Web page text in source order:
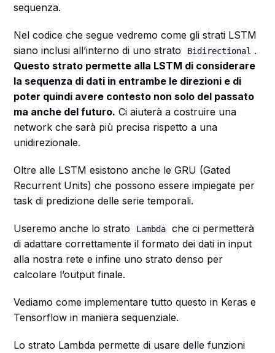
sequenza.
Nel codice che segue vedremo come gli strati LSTM
siano inclusi all’interno di uno strato
Bidirectional .
Questo strato permette alla LSTM di considerare
la sequenza di dati in entrambe le direzioni e di
poter quindi avere contesto non solo del passato
ma anche del futuro. Ci aiuterà a costruire una
network che sarà più precisa rispetto a una
unidirezionale.
Oltre alle LSTM esistono anche le GRU (Gated
Recurrent Units) che possono essere impiegate per
task di predizione delle serie temporali.
Useremo anche lo strato Lambda
che ci permetterà
di adattare correttamente il formato dei dati in input
alla nostra rete e infine uno strato denso per
calcolare l’output finale.
Vediamo come implementare tutto questo in Keras e
Tensorflow in maniera sequenziale.
Lo strato Lambda permette di usare delle funzioni